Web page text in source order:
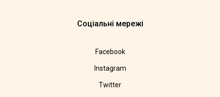
Соціальні мережі
Facebook
Instagram
Twitter